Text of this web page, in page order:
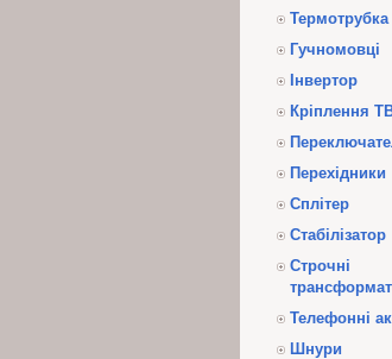
Термотрубка
Гучномовці
Інвертор
Кріплення
Перехідники
Сплітер
Стабілізатор
Строчні
Телефонні
Шнури